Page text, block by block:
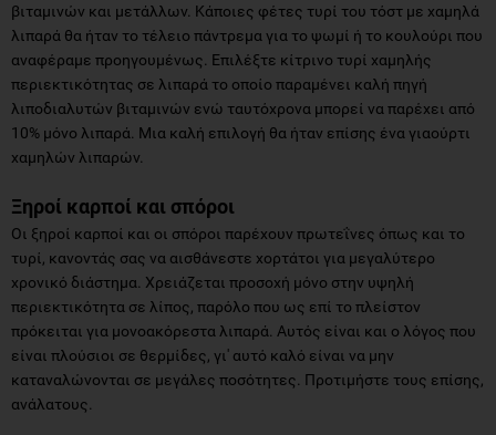
βιταμινών και μετάλλων. Κάποιες φέτες τυρί του τόστ με χαμηλά
λιπαρά θα ήταν το τέλειο πάντρεμα για το ψωμί ή το κουλούρι που
αναφέραμε προηγουμένως. Επιλέξτε κίτρινο τυρί χαμηλής
περιεκτικότητας σε λιπαρά το οποίo παραμένει καλή πηγή
λιποδιαλυτών βιταμινών ενώ ταυτόχρονα μπορεί να παρέχει από
10% μόνο λιπαρά. Μια καλή επιλογή θα ήταν επίσης ένα γιαούρτι
χαμηλών λιπαρών.
Ξηροί καρποί και σπόροι
Οι ξηροί καρποί και οι σπόροι παρέχουν πρωτεΐνες όπως και το
τυρί, κανοντάς σας να αισθάνεστε χορτάτοι για μεγαλύτερο
χρονικό διάστημα. Χρειάζεται προσοχή μόνο στην υψηλή
περιεκτικότητα σε λίπος, παρόλο που ως επί το πλείστον
πρόκειται για μονοακόρεστα λιπαρά. Αυτός είναι και ο λόγος που
είναι πλούσιοι σε θερμίδες, γι' αυτό καλό είναι να μην
καταναλώνονται σε μεγάλες ποσότητες. Προτιμήστε τους επίσης,
ανάλατους.